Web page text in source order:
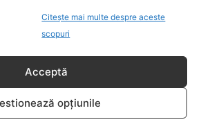
Citește mai multe despre aceste
scopuri
Acceptă
opțiunile
susținătorilor care l-au așteptat astăzi
la Înalta Curte și a ținut să precizeze